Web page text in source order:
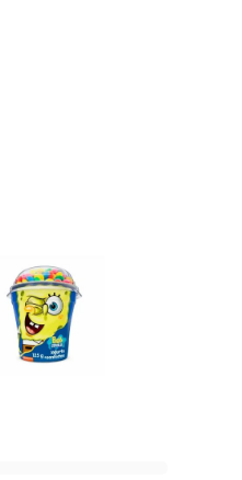
inteligentepara quem